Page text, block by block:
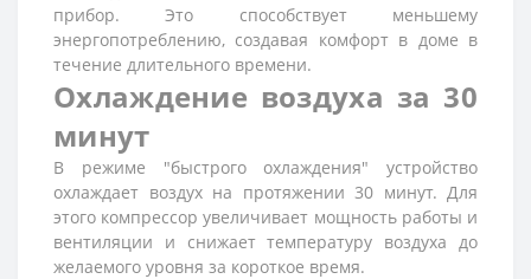
прибор. Это способствует меньшему
энергопотреблению, создавая комфорт в доме в
течение длительного времени.
Охлаждение воздуха за 30
минут
В режиме "быстрого охлаждения" устройство
охлаждает воздух на протяжении 30 минут. Для
этого компрессор увеличивает мощность работы и
вентиляции и снижает температуру воздуха до
желаемого уровня за короткое время.